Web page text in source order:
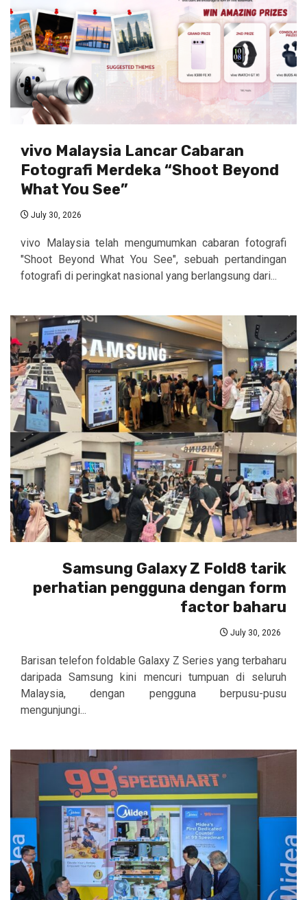
vivo Malaysia Lancar Cabaran
Fotografi Merdeka “Shoot Beyond
What You See”
July 30, 2026
vivo Malaysia telah mengumumkan cabaran fotografi
"Shoot Beyond What You See", sebuah pertandingan
fotografi di peringkat nasional yang berlangsung dari...
Samsung Galaxy Z Fold8 tarik
perhatian pengguna dengan form
factor baharu
July 30, 2026
Barisan telefon foldable Galaxy Z Series yang terbaharu
daripada Samsung kini mencuri tumpuan di seluruh
Malaysia, dengan pengguna berpusu-pusu
mengunjungi...